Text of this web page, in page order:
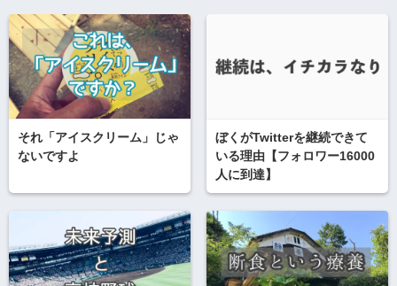
それ「アイスクリーム」じゃ
ないですよ
ぼくがTwitterを継続できて
いる理由【フォロワー16000
人に到達】